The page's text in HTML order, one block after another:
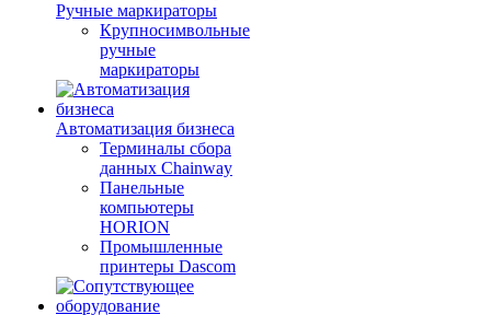
Ручные маркираторы
Крупносимвольные
ручные
маркираторы
Автоматизация бизнеса
Терминалы сбора
данных Chainway
Панельные
компьютеры
HORION
Промышленные
принтеры Dascom